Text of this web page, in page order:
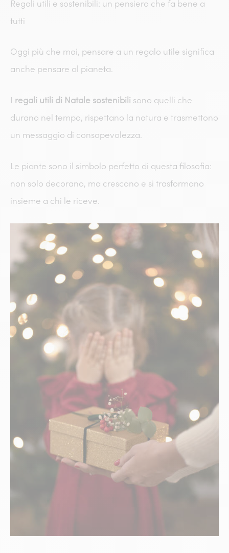
Regali utili e sostenibili: un pensiero che fa bene a
tutti
Oggi più che mai, pensare a un regalo utile significa
anche pensare al pianeta.
I regali utili di Natale sostenibili sono quelli che
durano nel tempo, rispettano la natura e trasmettono
un messaggio di consapevolezza.
Le piante sono il simbolo perfetto di questa filosofia:
non solo decorano, ma crescono e si trasformano
insieme a chi le riceve.